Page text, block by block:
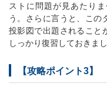
ストに問題が見あたり
う。さらに言うと、この
投影図で出題されること
しっかり復習しておきまし
【攻略ポイント3】